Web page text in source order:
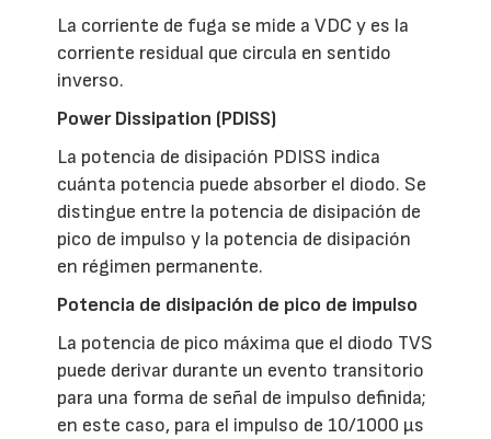
La corriente de fuga se mide a VDC y es la
corriente residual que circula en sentido
inverso.
Power Dissipation (PDISS)
La potencia de disipación PDISS indica
cuánta potencia puede absorber el diodo. Se
distingue entre la potencia de disipación de
pico de impulso y la potencia de disipación
en régimen permanente.
Potencia de disipación de pico de impulso
La potencia de pico máxima que el diodo TVS
puede derivar durante un evento transitorio
para una forma de señal de impulso definida;
en este caso, para el impulso de 10/1000 µs